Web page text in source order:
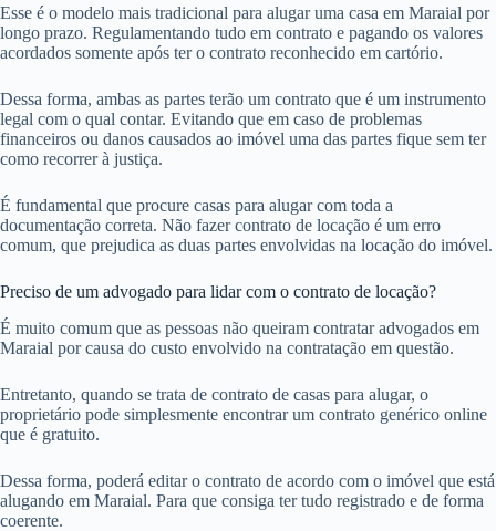
Esse é o modelo mais tradicional para alugar uma casa em Maraial por
longo prazo. Regulamentando tudo em contrato e pagando os valores
acordados somente após ter o contrato reconhecido em cartório.
Dessa forma, ambas as partes terão um contrato que é um instrumento
legal com o qual contar. Evitando que em caso de problemas
financeiros ou danos causados ao imóvel uma das partes fique sem ter
como recorrer à justiça.
É fundamental que procure casas para alugar com toda a
documentação correta. Não fazer contrato de locação é um erro
comum, que prejudica as duas partes envolvidas na locação do imóvel.
Preciso de um advogado para lidar com o contrato de locação?
É muito comum que as pessoas não queiram contratar advogados em
Maraial por causa do custo envolvido na contratação em questão.
Entretanto, quando se trata de contrato de casas para alugar, o
proprietário pode simplesmente encontrar um contrato genérico online
que é gratuito.
Dessa forma, poderá editar o contrato de acordo com o imóvel que está
alugando em Maraial. Para que consiga ter tudo registrado e de forma
coerente.